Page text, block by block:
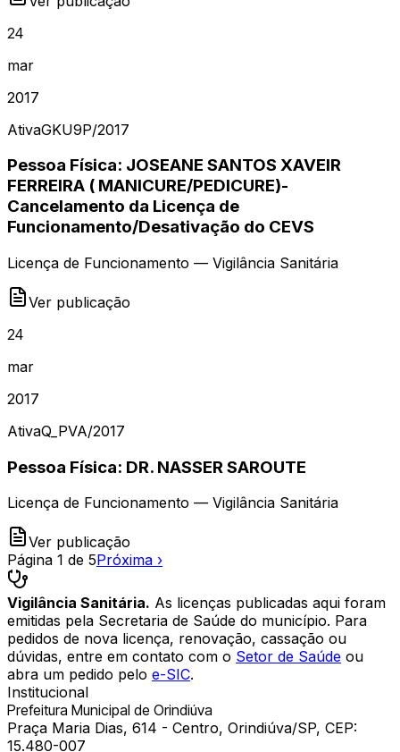
24
mar
2017
AtivaGKU9P/2017
Pessoa Física: JOSEANE SANTOS XAVEIR
FERREIRA ( MANICURE/PEDICURE)-
Cancelamento da Licença de
Funcionamento/Desativação do CEVS
Licença de Funcionamento — Vigilância Sanitária
Ver publicação
24
mar
2017
AtivaQ_PVA/2017
Pessoa Física: DR. NASSER SAROUTE
Licença de Funcionamento — Vigilância Sanitária
Ver publicação
Página 1 de 5Próxima ›
Vigilância Sanitária. As licenças publicadas aqui foram
emitidas pela Secretaria de Saúde do município. Para
pedidos de nova licença, renovação, cassação ou
dúvidas, entre em contato com o Setor de Saúde ou
abra um pedido pelo e-SIC.
Institucional
Prefeitura Municipal de Orindiúva
Praça Maria Dias, 614 - Centro, Orindiúva/SP, CEP:
15.480-007